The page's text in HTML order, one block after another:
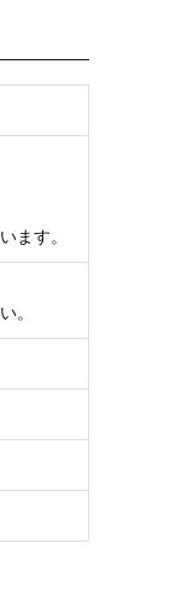
ます。
。